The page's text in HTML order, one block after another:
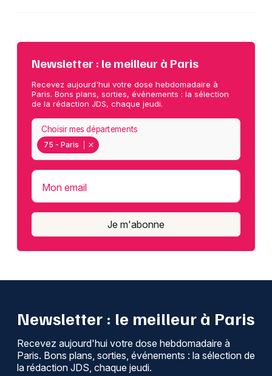
Newsletter : le meilleur à Paris
Recevez aujourd'hui votre dose hebdomadaire à
Paris. Bons plans, sorties, événements : la sélection
de la rédaction JDS, chaque jeudi.
75 - Paris
Choisir mes départements
Mon email
Je m'abonne
Newsletter : le meilleur à Paris
Recevez aujourd'hui votre dose hebdomadaire à
Paris. Bons plans, sorties, événements : la sélection de
la rédaction JDS, chaque jeudi.